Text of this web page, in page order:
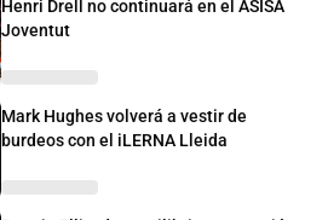
Henri Drell no continuará en el ASISA
Joventut
Mark Hughes volverá a vestir de
burdeos con el iLERNA Lleida